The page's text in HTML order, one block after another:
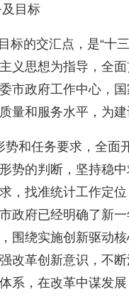
目标
的交汇点，是“十
义思想为指导，全
市政府工作中心，
量和服务水平，为建
和任务要求，全面
势的判断，坚持稳
，找准统计工作定
政府已经明确了新
围绕实施创新驱动
改革创新意识，不
系，在改革中谋发